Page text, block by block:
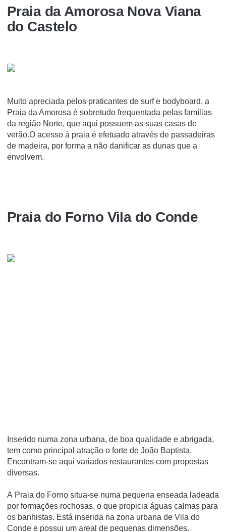
Praia da Amorosa Nova Viana
do Castelo
Muito apreciada pelos praticantes de surf e bodyboard, a
Praia da Amorosa é sobretudo frequentada pelas famílias
da região Norte, que aqui possuem as suas casas de
verão.O acesso à praia é efetuado através de passadeiras
de madeira, por forma a não danificar as dunas que a
envolvem.
Praia do Forno Vila do Conde
Inserido numa zona urbana, de boa qualidade e abrigada,
tem como principal atração o forte de João Baptista.
Encontram-se aqui variados restaurantes com propostas
diversas.
A Praia do Forno situa-se numa pequena enseada ladeada
por formações rochosas, o que propicia águas calmas para
os banhistas. Está inserida na zona urbana de Vila do
Conde e possui um areal de pequenas dimensões.